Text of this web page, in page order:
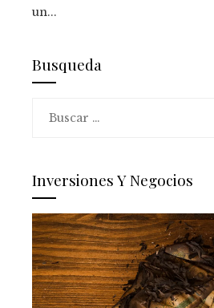
un...
Busqueda
Inversiones Y Negocios